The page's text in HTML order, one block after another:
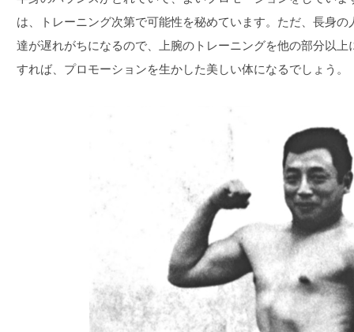
は、トレーニング次第で可能性を秘めています。ただ、長身
達が遅れがちになるので、上腕のトレーニングを他の部分以
すれば、プロモーションを生かした美しい体になるでしょう。